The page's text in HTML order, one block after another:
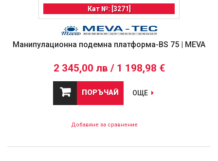
Кат №: [3271]
Манипулационна подемна платформа-BS 75 | MEVA
2 345,00 лв / 1 198,98 €
ПОРЪЧАЙ ОЩЕ
Добавяне за сравнение